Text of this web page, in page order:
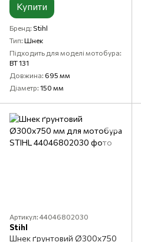
Купити
Бренд Stihl
Тип Шнек
Підходить для моделі мотобура
BT 131
Довжина 695 мм
Діаметр 150 мм
Артикул: 44046802030
Stihl
Шнек ґрунтовий Ø300x750